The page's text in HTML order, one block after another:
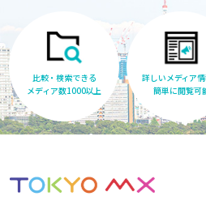
比較・検索できる
メディア数1000以上
詳しいメディア
簡単に閲覧可